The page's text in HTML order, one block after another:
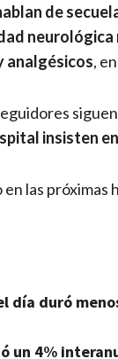
de
analgésicos,
insisten
las próximas
día duró
un 4%